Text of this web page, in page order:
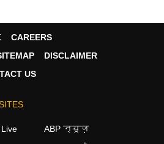
సుతార్ కి సంబంధించి ఒక వార్త బాగా
CAREERS
DISCLAIMER
US
ABP न्यूज़